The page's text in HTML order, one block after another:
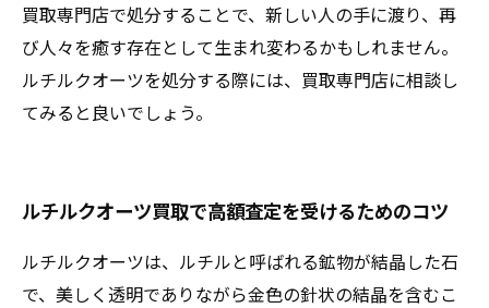
買取専門店で処分することで、新しい人の手に渡り、再
び人々を癒す存在として生まれ変わるかもしれません。
ルチルクオーツを処分する際には、買取専門店に相談し
てみると良いでしょう。
ルチルクオーツ買取で高額査定を受けるためのコツ
ルチルクオーツは、ルチルと呼ばれる鉱物が結晶した石
で、美しく透明でありながら金色の針状の結晶を含むこ